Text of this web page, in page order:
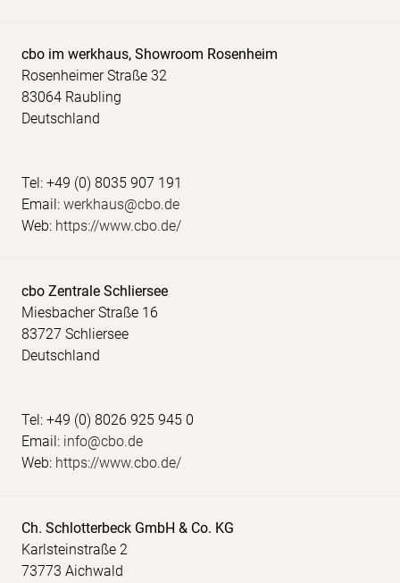
cbo im werkhaus, Showroom Rosenheim
Rosenheimer Straße 32
83064 Raubling
Deutschland
Tel: +49 (0) 8035 907 191
Email: werkhaus@cbo.de
Web: https://www.cbo.de/
cbo Zentrale Schliersee
Miesbacher Straße 16
83727 Schliersee
Deutschland
Tel: +49 (0) 8026 925 945 0
Email: info@cbo.de
Web: https://www.cbo.de/
Ch. Schlotterbeck GmbH & Co. KG
Karlsteinstraße 2
73773 Aichwald